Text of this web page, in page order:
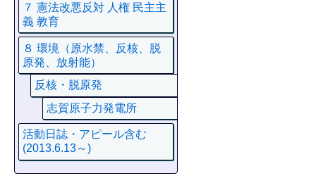
７ 憲法改悪反対 人権 民主主
義 教育
８ 環境（原水禁、反核、脱
原発、放射能）
反核・脱原発
志賀原子力発電所
活動日誌・アピール含む
(2013.6.13～)